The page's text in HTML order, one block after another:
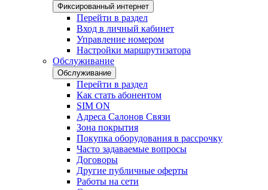
Фиксированный интернет
Перейти в раздел
Вход в личный кабинет
Управление номером
Настройки маршрутизатора
Обслуживание
Обслуживание
Перейти в раздел
Как стать абонентом
SIM ON
Адреса Салонов Связи
Зона покрытия
Покупка оборудования в рассрочку
Часто задаваемые вопросы
Договоры
Другие публичные оферты
Работы на сети